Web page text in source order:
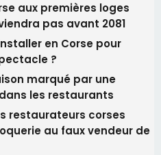
aux premières loges
pas avant 2081
en Corse pour
?
marqué par une
les restaurants
restaurateurs corses
au faux vendeur de